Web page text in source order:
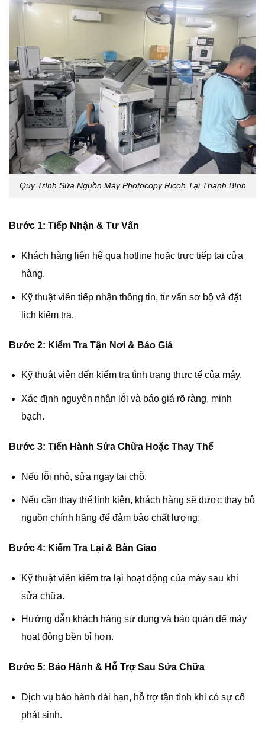
Quy Trình Sửa Nguồn Máy Photocopy Ricoh Tại Thanh Bình
Bước 1: Tiếp Nhận & Tư Vấn
Khách hàng liên hệ qua hotline hoặc trực tiếp tại cửa
hàng.
Kỹ thuật viên tiếp nhận thông tin, tư vấn sơ bộ và đặt
lịch kiểm tra.
Bước 2: Kiểm Tra Tận Nơi & Báo Giá
Kỹ thuật viên đến kiểm tra tình trạng thực tế của máy.
Xác định nguyên nhân lỗi và báo giá rõ ràng, minh
bạch.
Bước 3: Tiến Hành Sửa Chữa Hoặc Thay Thế
Nếu lỗi nhỏ, sửa ngay tại chỗ.
Nếu cần thay thế linh kiện, khách hàng sẽ được thay bộ
nguồn chính hãng để đảm bảo chất lượng.
Bước 4: Kiểm Tra Lại & Bàn Giao
Kỹ thuật viên kiểm tra lại hoạt động của máy sau khi
sửa chữa.
Hướng dẫn khách hàng sử dụng và bảo quản để máy
hoạt động bền bỉ hơn.
Bước 5: Bảo Hành & Hỗ Trợ Sau Sửa Chữa
Dịch vụ bảo hành dài hạn, hỗ trợ tận tình khi có sự cố
phát sinh.